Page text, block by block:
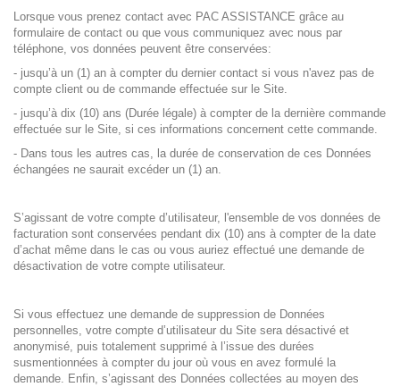
Lorsque vous prenez contact avec PAC ASSISTANCE grâce au
formulaire de contact ou que vous communiquez avec nous par
téléphone, vos données peuvent être conservées:
- jusqu’à un (1) an à compter du dernier contact si vous n'avez pas de
compte client ou de commande effectuée sur le Site.
- jusqu’à dix (10) ans (Durée légale) à compter de la dernière commande
effectuée sur le Site, si ces informations concernent cette commande.
- Dans tous les autres cas, la durée de conservation de ces Données
échangées ne saurait excéder un (1) an.
S’agissant de votre compte d’utilisateur, l'ensemble de vos données de
facturation sont conservées pendant dix (10) ans à compter de la date
d’achat même dans le cas ou vous auriez effectué une demande de
désactivation de votre compte utilisateur.
Si vous effectuez une demande de suppression de Données
personnelles, votre compte d’utilisateur du Site sera désactivé et
anonymisé, puis totalement supprimé à l’issue des durées
susmentionnées à compter du jour où vous en avez formulé la
demande. Enfin, s’agissant des Données collectées au moyen des